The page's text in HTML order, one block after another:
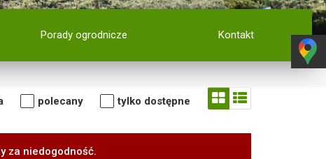
Porady ogrodnicze Kontakt
polecany tylko dostępne
za niedogodność.